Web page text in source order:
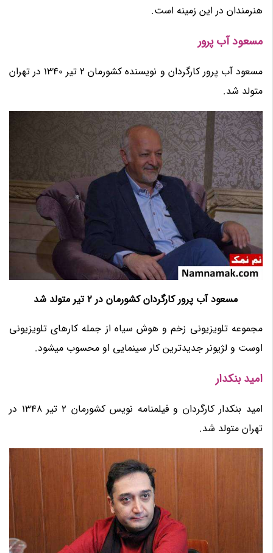
هنرمندان در این زمینه است.
مسعود آب پرور
مسعود آب پرور کارگردان و نویسنده کشورمان 2 تیر 1340 در تهران
متولد شد.
مسعود آب پرور کارگردان کشورمان در 2 تیر متولد شد
مجموعه تلویزیونی زخم و هوش سیاه از جمله کارهای تلویزیونی
اوست و لژیونر جدیدترین کار سینمایی او محسوب میشود.
امید بنکدار
امید بنکدار کارگردان و فیلمنامه نویس کشورمان 2 تیر 1348 در
تهران متولد شد.